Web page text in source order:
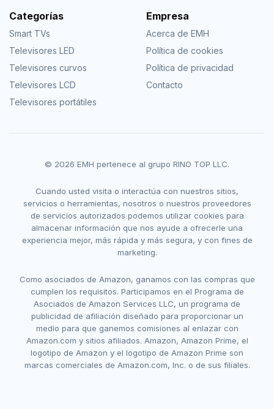
Categorías
Smart TVs
Televisores LED
Televisores curvos
Televisores LCD
Televisores portátiles
Empresa
Acerca de EMH
Política de cookies
Política de privacidad
Contacto
© 2026 EMH pertenece al grupo RINO TOP LLC.
Cuando usted visita o interactúa con nuestros sitios,
servicios o herramientas, nosotros o nuestros proveedores
de servicios autorizados podemos utilizar cookies para
almacenar información que nos ayude a ofrecerle una
experiencia mejor, más rápida y más segura, y con fines de
marketing.
Como asociados de Amazon, ganamos con las compras que
cumplen los requisitos. Participamos en el Programa de
Asociados de Amazon Services LLC, un programa de
publicidad de afiliación diseñado para proporcionar un
medio para que ganemos comisiones al enlazar con
Amazon.com y sitios afiliados. Amazon, Amazon Prime, el
logotipo de Amazon y el logotipo de Amazon Prime son
marcas comerciales de Amazon.com, Inc. o de sus filiales.